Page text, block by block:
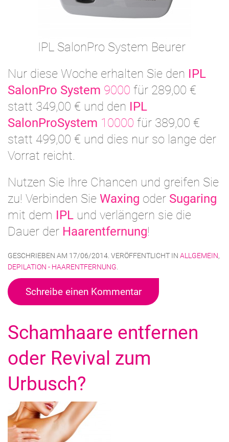
IPL SalonPro System Beurer
Nur diese Woche erhalten Sie den IPL
SalonPro System 9000 für 289,00 €
statt 349,00 € und den IPL
SalonProSystem 10000 für 389,00 €
statt 499,00 € und dies nur so lange der
Vorrat reicht.
Nutzen Sie Ihre Chancen und greifen Sie
zu! Verbinden Sie Waxing oder Sugaring
mit dem IPL und verlängern sie die
Dauer der Haarentfernung!
GESCHRIEBEN AM 17/06/2014 . VERÖFFENTLICHT IN ALLGEMEIN,
DEPILATION - HAARENTFERNUNG
Schreibe einen Kommentar
Schamhaare entfernen
oder Revival zum
Urbusch?